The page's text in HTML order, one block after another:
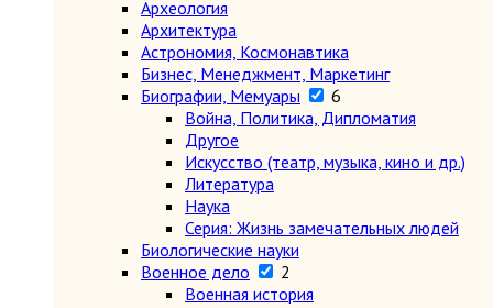
Археология
Архитектура
Астрономия, Космонавтика
Бизнес, Менеджмент, Маркетинг
Биографии, Мемуары
6
Война, Политика, Дипломатия
Другое
Искусство (театр, музыка, кино и др.)
Литература
Наука
Серия: Жизнь замечательных людей
Биологические науки
Военное дело
2
Военная история